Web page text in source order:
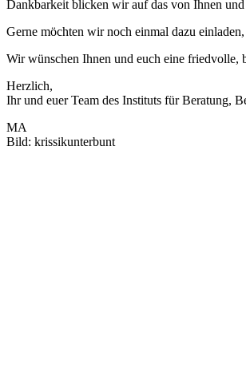
Dankbarkeit blicken wir auf das von Ihnen
Gerne möchten wir noch einmal dazu
Wir wünschen Ihnen und euch eine friedvolle,
Herzlich,
Ihr und euer Team des Instituts für Beratung,
MA
Bild: krissikunterbunt